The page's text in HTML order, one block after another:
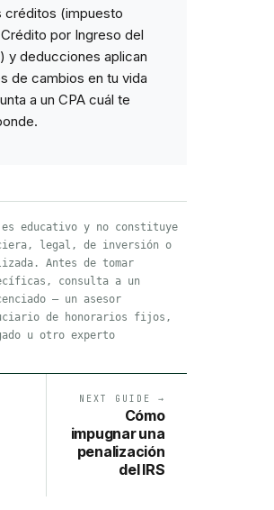
créditos (impuesto
por Ingreso del
y deducciones aplican
de cambios en tu vida
a un CPA cuál te
educativo y no constituye
legal, de inversión o
Antes de tomar
consulta a un
— un asesor
de honorarios fijos,
u otro experto
NEXT GUIDE →
Cómo
impugnar una
penalización
del IRS